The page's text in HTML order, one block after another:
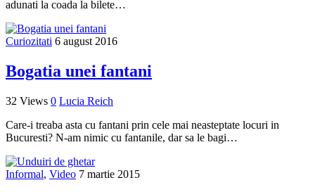
adunati la coada la bilete…
Curiozitati 6 august 2016
Bogatia unei fantani
32 Views 0 Lucia Reich
Care-i treaba asta cu fantani prin cele mai neasteptate locuri in
Bucuresti? N-am nimic cu fantanile, dar sa le bagi…
Informal, Video 7 martie 2015